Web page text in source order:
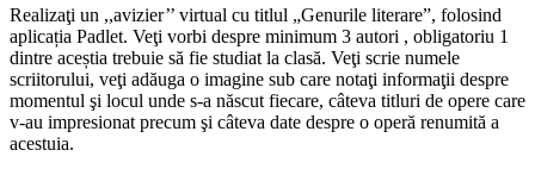
Realizaţi un ,,avizier’’ virtual cu titlul „Genurile literare”, folosind
aplicația Padlet. Veţi vorbi despre minimum 3 autori , obligatoriu 1
dintre aceștia trebuie să fie studiat la clasă. Veţi scrie numele
scriitorului, veţi adăuga o imagine sub care notaţi informaţii despre
momentul şi locul unde s-a născut fiecare, câteva titluri de opere care
v-au impresionat precum şi câteva date despre o operă renumită a
acestuia.